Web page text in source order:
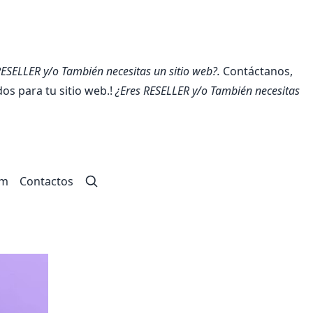
y/o También necesitas un sitio web?. Contáctanos,
para tu sitio web.!¿Eres RESELLER y/o También necesitas
Contactos